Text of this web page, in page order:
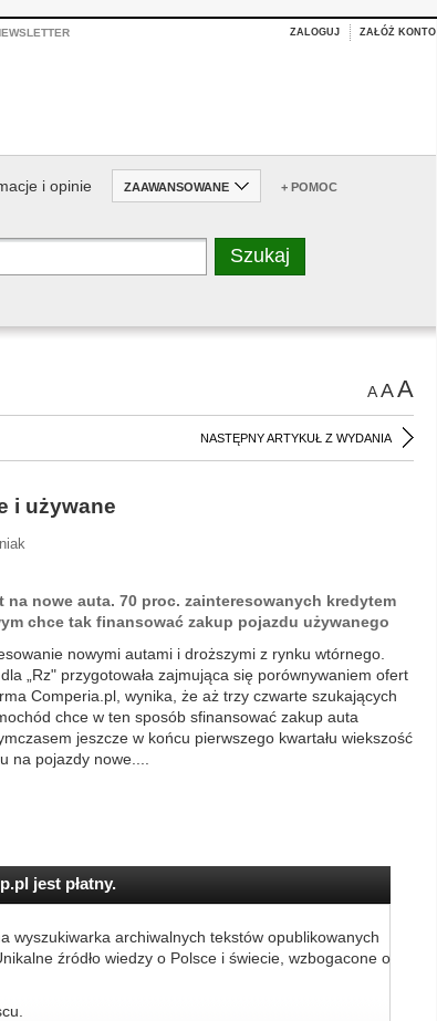
ZALOGUJ ZAŁÓŻ KONTO
i opinie ZAAWANSOWANE + POMOC
AAA
NASTĘPNY ARTYKUŁ Z WYDANIA
i używane
na nowe auta. 70 proc. zainteresowanych kredytem
chce tak finansować zakup pojazdu używanego
nowymi autami i droższymi z rynku wtórnego.
„Rz" przygotowała zajmująca się porównywaniem ofert
Comperia.pl, wynika, że aż trzy czwarte szukających
chce w ten sposób sfinansować zakup auta
jeszcze w końcu pierwszego kwartału wiekszość
na pojazdy nowe....
jest płatny.
wyszukiwarka archiwalnych tekstów opublikowanych
źródło wiedzy o Polsce i świecie, wzbogacone o